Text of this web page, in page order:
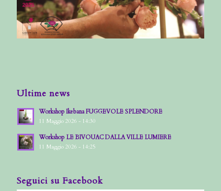
Ultime news
Workshop Ikebana FUGGEVOLE SPLENDORE
11 Maggio 2026 - 14:30
Workshop LE BIVOUAC DALLA VILLE LUMIERE
11 Maggio 2026 - 14:25
Seguici su Facebook